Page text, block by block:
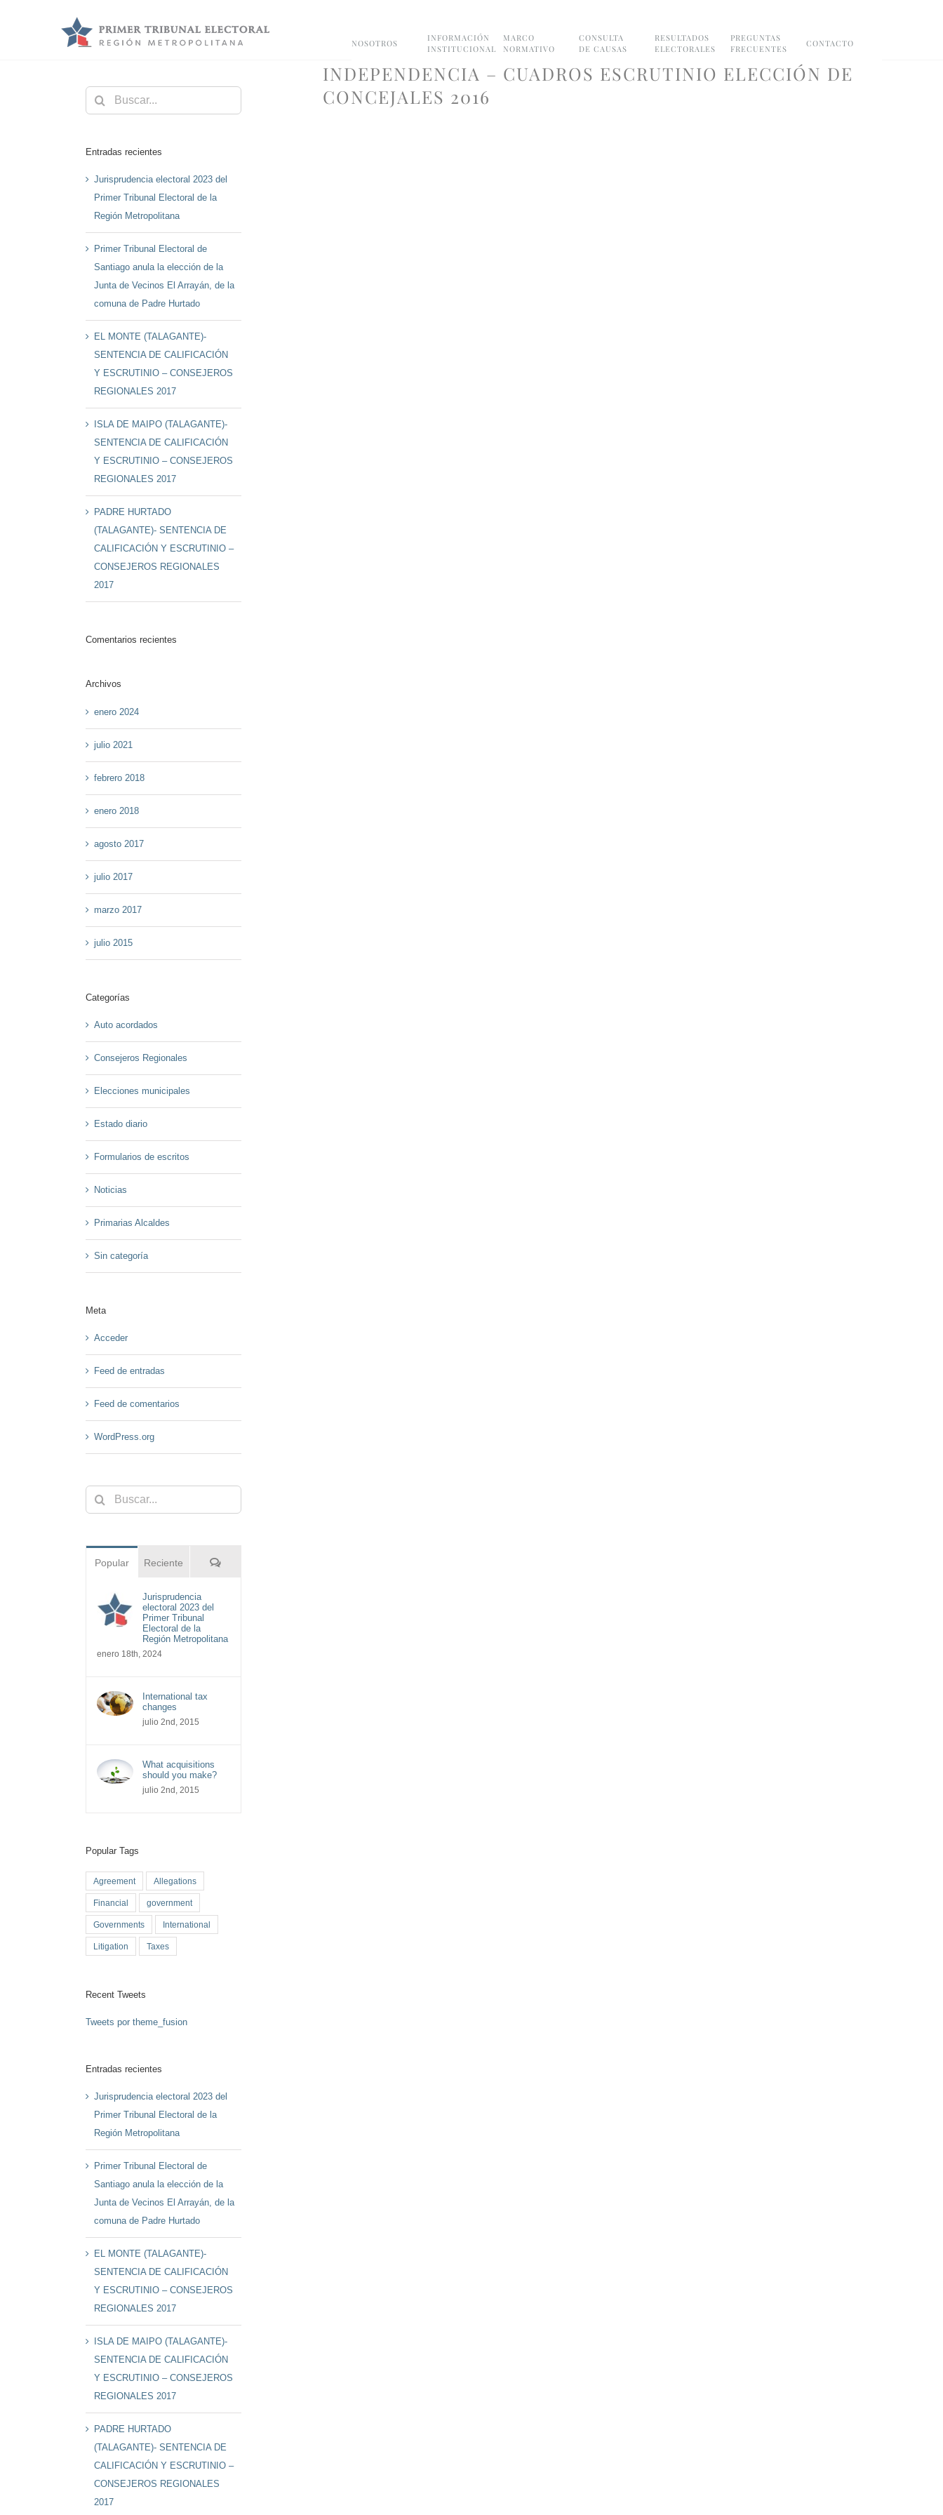
NOSOTROS
INFORMACIÓN
INSTITUCIONAL
MARCO
NORMATIVO
CONSULTA
DE CAUSAS
RESULTADOS
ELECTORALES
PREGUNTAS
FRECUENTES
CONTACTO
INDEPENDENCIA – CUADROS ESCRUTINIO ELECCIÓN DE
CONCEJALES 2016
Buscar:
Entradas recientes
Jurisprudencia electoral 2023 del
Primer Tribunal Electoral de la
Región Metropolitana
Primer Tribunal Electoral de
Santiago anula la elección de la
Junta de Vecinos El Arrayán, de la
comuna de Padre Hurtado
EL MONTE (TALAGANTE)-
SENTENCIA DE CALIFICACIÓN
Y ESCRUTINIO – CONSEJEROS
REGIONALES 2017
ISLA DE MAIPO (TALAGANTE)-
SENTENCIA DE CALIFICACIÓN
Y ESCRUTINIO – CONSEJEROS
REGIONALES 2017
PADRE HURTADO
(TALAGANTE)- SENTENCIA DE
CALIFICACIÓN Y ESCRUTINIO –
CONSEJEROS REGIONALES
2017
Comentarios recientes
Archivos
enero 2024
julio 2021
febrero 2018
enero 2018
agosto 2017
julio 2017
marzo 2017
julio 2015
Categorías
Auto acordados
Consejeros Regionales
Elecciones municipales
Estado diario
Formularios de escritos
Noticias
Primarias Alcaldes
Sin categoría
Meta
Acceder
Feed de entradas
Feed de comentarios
WordPress.org
Buscar:
Popular Reciente Comentarios
Jurisprudencia
electoral 2023 del
Primer Tribunal
Electoral de la
Región Metropolitana
enero 18th, 2024
International tax
changes
julio 2nd, 2015
What acquisitions
should you make?
julio 2nd, 2015
Popular Tags
Agreement Allegations
Financial government
Governments International
Litigation Taxes
Recent Tweets
Tweets por theme_fusion
Entradas recientes
Jurisprudencia electoral 2023 del
Primer Tribunal Electoral de la
Región Metropolitana
Primer Tribunal Electoral de
Santiago anula la elección de la
Junta de Vecinos El Arrayán, de la
comuna de Padre Hurtado
EL MONTE (TALAGANTE)-
SENTENCIA DE CALIFICACIÓN
Y ESCRUTINIO – CONSEJEROS
REGIONALES 2017
ISLA DE MAIPO (TALAGANTE)-
SENTENCIA DE CALIFICACIÓN
Y ESCRUTINIO – CONSEJEROS
REGIONALES 2017
PADRE HURTADO
(TALAGANTE)- SENTENCIA DE
CALIFICACIÓN Y ESCRUTINIO –
CONSEJEROS REGIONALES
2017